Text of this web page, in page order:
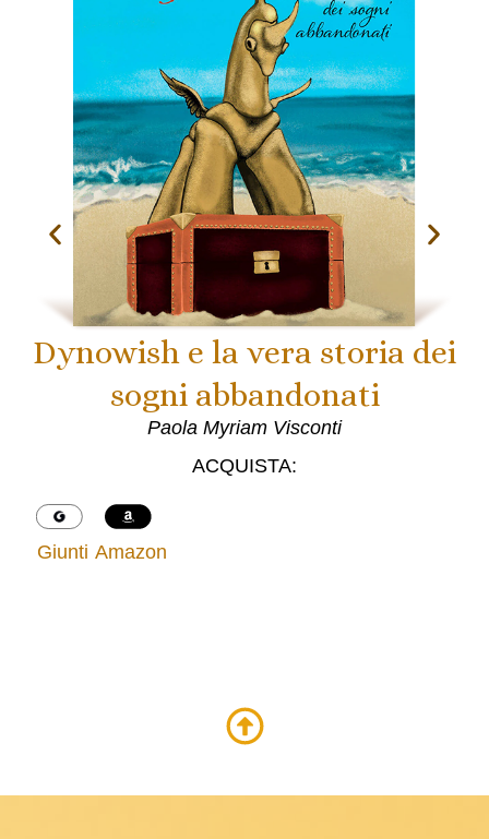
Dynowish e la vera storia dei
sogni abbandonati
Paola Myriam Visconti
ACQUISTA:
Giunti Amazon